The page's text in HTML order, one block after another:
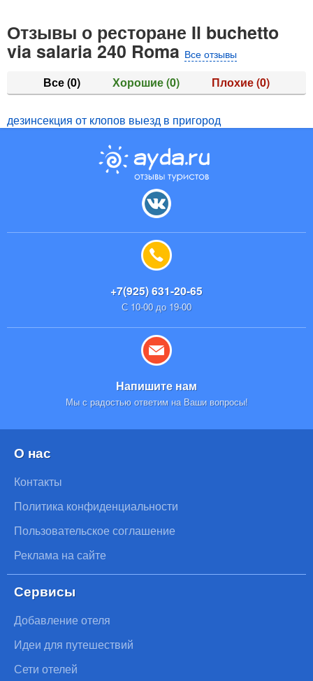
Отзывы о ресторане Il buchetto
via salaria 240 Roma Все отзывы
Все(0) Хорошие(0) Плохие(0)
дезинсекция от клопов выезд в пригород
+7(925) 631-20-65
С 10-00 до 19-00
Напишите нам
Мы с радостью ответим на Ваши вопросы!
О нас
Контакты
Политика конфиденциальности
Пользовательское соглашение
Реклама на сайте
Сервисы
Добавление отеля
Идеи для путешествий
Сети отелей